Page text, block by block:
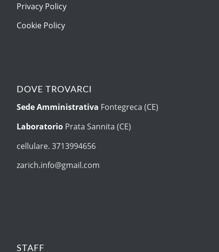
Privacy Policy
Cookie Policy
DOVE TROVARCI
Sede Amministrativa Fontegreca (CE)
Laboratorio Prata Sannita (CE)
cellulare. 3713994656
zarich.info@gmail.com
STAFF